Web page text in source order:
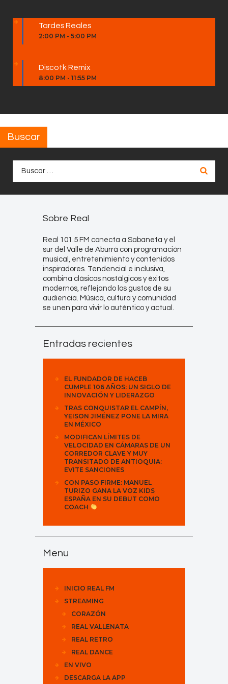
Tardes Reales
2:00 PM - 5:00 PM
Discotk Remix
8:00 PM - 11:55 PM
Buscar
Sobre Real
Real 101.5 FM conecta a Sabaneta y el
sur del Valle de Aburrá con programación
musical, entretenimiento y contenidos
inspiradores. Tendencial e inclusiva,
combina clásicos nostálgicos y éxitos
modernos, reflejando los gustos de su
audiencia. Música, cultura y comunidad
se unen para vivir lo auténtico y actual.
Entradas recientes
EL FUNDADOR DE HACEB
CUMPLE 106 AÑOS: UN SIGLO DE
INNOVACIÓN Y LIDERAZGO
TRAS CONQUISTAR EL CAMPÍN,
YEISON JIMÉNEZ PONE LA MIRA
EN MÉXICO
MODIFICAN LÍMITES DE
VELOCIDAD EN CÁMARAS DE UN
CORREDOR CLAVE Y MUY
TRANSITADO DE ANTIOQUIA:
EVITE SANCIONES
CON PASO FIRME: MANUEL
TURIZO GANA LA VOZ KIDS
ESPAÑA EN SU DEBUT COMO
COACH
Menu
INICIO REAL FM
STREAMING
CORAZÓN
REAL VALLENATA
REAL RETRO
REAL DANCE
EN VIVO
DESCARGA LA APP